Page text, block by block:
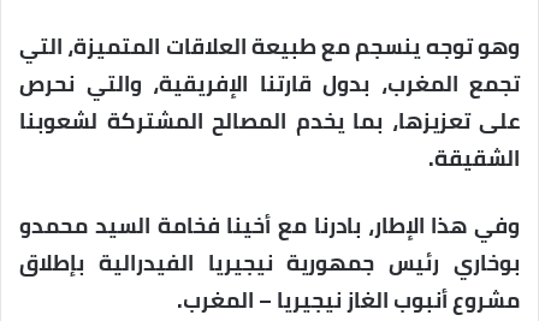
وهو توجه ينسجم مع طبيعة العلاقات المتميزة، التي
تجمع المغرب، بدول قارتنا الإفريقية، والتي نحرص
على تعزيزها، بما يخدم المصالح المشتركة لشعوبنا
الشقيقة.
وفي هذا الإطار، بادرنا مع أخينا فخامة السيد محمدو
بوخاري رئيس جمهورية نيجيريا الفيدرالية بإطلاق
مشروع أنبوب الغاز نيجيريا – المغرب.